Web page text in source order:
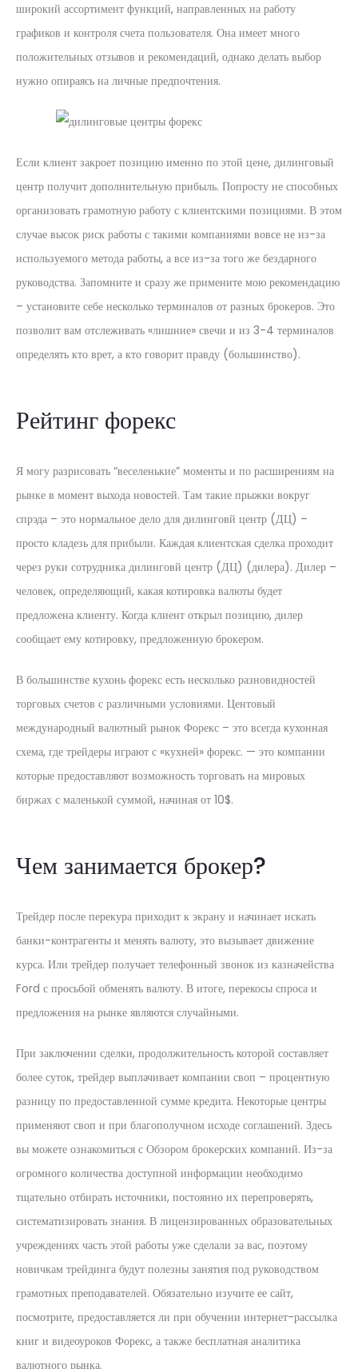
широкий ассортимент функций, направленных на работу
графиков и контроля счета пользователя. Она имеет много
положительных отзывов и рекомендаций, однако делать выбор
нужно опираясь на личные предпочтения.
Если клиент закроет позицию именно по этой цене, дилинговый
центр получит дополнительную прибыль. Попросту не способных
организовать грамотную работу с клиентскими позициями. В этом
случае высок риск работы с такими компаниями вовсе не из-за
используемого метода работы, а все из-за того же бездарного
руководства. Запомните и сразу же примените мою рекомендацию
– установите себе несколько терминалов от разных брокеров. Это
позволит вам отслеживать «лишние» свечи и из 3-4 терминалов
определять кто врет, а кто говорит правду (большинство).
Рейтинг форекс
Я могу разрисовать “веселенькие” моменты и по расширениям на
рынке в момент выхода новостей. Там такие прыжки вокруг
спрэда – это нормальное дело для дилинговй центр (ДЦ) –
просто кладезь для прибыли. Каждая клиентская сделка проходит
через руки сотрудника дилинговй центр (ДЦ) (дилера). Дилер –
человек, определяющий, какая котировка валюты будет
предложена клиенту. Когда клиент открыл позицию, дилер
сообщает ему котировку, предложенную брокером.
В большинстве кухонь форекс есть несколько разновидностей
торговых счетов с различными условиями. Центовый
международный валютный рынок Форекс – это всегда кухонная
схема, где трейдеры играют с «кухней» форекс. — это компании
которые предоставляют возможность торговать на мировых
биржах с маленькой суммой, начиная от 10$.
Чем занимается брокер?
Трейдер после перекура приходит к экрану и начинает искать
банки-контрагенты и менять валюту, это вызывает движение
курса. Или трейдер получает телефонный звонок из казначейства
Ford с просьбой обменять валюту. В итоге, перекосы спроса и
предложения на рынке являются случайными.
При заключении сделки, продолжительность которой составляет
более суток, трейдер выплачивает компании своп – процентную
разницу по предоставленной сумме кредита. Некоторые центры
применяют своп и при благополучном исходе соглашений. Здесь
вы можете ознакомиться с Обзором брокерских компаний. Из-за
огромного количества доступной информации необходимо
тщательно отбирать источники, постоянно их перепроверять,
систематизировать знания. В лицензированных образовательных
учреждениях часть этой работы уже сделали за вас, поэтому
новичкам трейдинга будут полезны занятия под руководством
грамотных преподавателей. Обязательно изучите ее сайт,
посмотрите, предоставляется ли при обучении интернет-рассылка
книг и видеоуроков Форекс, а также бесплатная аналитика
валютного рынка.